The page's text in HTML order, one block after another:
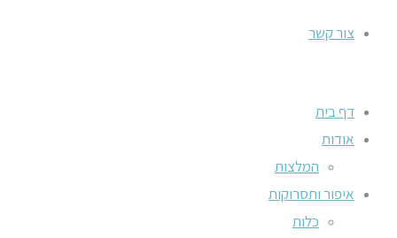
צור קשר
דף בית
אודות
המלצות
איפור ותסרוקות
כלות